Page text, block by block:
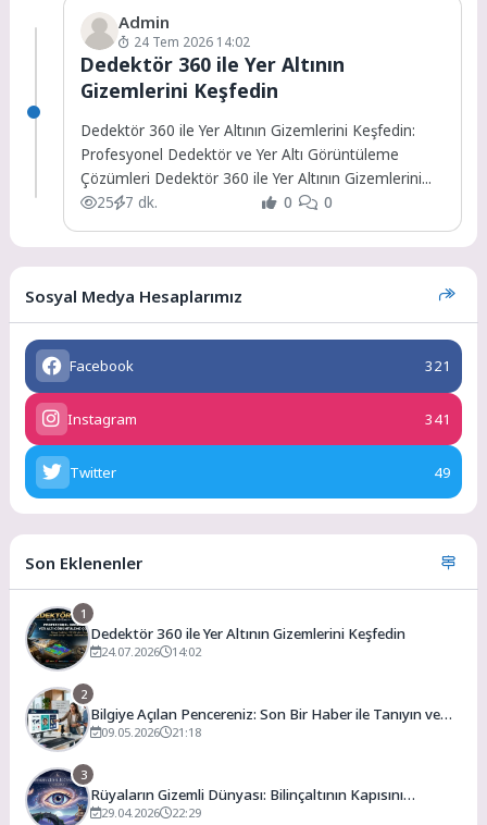
Admin
24 Tem 2026 14:02
Dedektör 360 ile Yer Altının
Gizemlerini Keşfedin
Dedektör 360 ile Yer Altının Gizemlerini Keşfedin:
Profesyonel Dedektör ve Yer Altı Görüntüleme
Çözümleri Dedektör 360 ile Yer Altının Gizemlerini...
25
7 dk. 0 0
Sosyal Medya Hesaplarımız
Facebook 321
Instagram 341
Twitter 49
Son Eklenenler
1
Dedektör 360 ile Yer Altının Gizemlerini Keşfedin
24.07.2026 14:02
2
Bilgiye Açılan Pencereniz: Son Bir Haber ile Tanıyın ve
Keşfedin
09.05.2026 21:18
3
Rüyaların Gizemli Dünyası: Bilinçaltının Kapısını
Aralamak
29.04.2026 22:29